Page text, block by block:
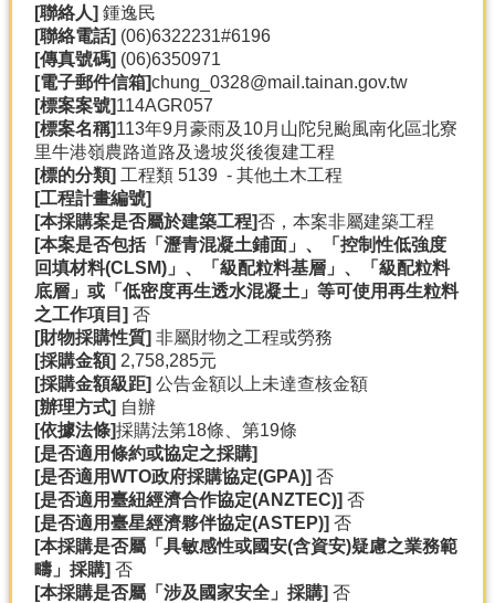
[聯絡人] 鍾逸民
[聯絡電話] (06)6322231#6196
[傳真號碼] (06)6350971
[電子郵件信箱]chung_0328@mail.tainan.gov.tw
[標案案號]114AGR057
[標案名稱]113年9月豪雨及10月山陀兒颱風南化區北寮
里牛港嶺農路道路及邊坡災後復建工程
[標的分類] 工程類 5139 - 其他土木工程
[工程計畫編號]
[本採購案是否屬於建築工程]否，本案非屬建築工程
[本案是否包括「瀝青混凝土鋪面」、「控制性低強度
回填材料(CLSM) 」、「級配粒料基層」、「級配粒料
底層」或「低密度再生透水混凝土」等可使用再生粒料
之工作項目] 否
[財物採購性質] 非屬財物之工程或勞務
[採購金額] 2,758,285元
[採購金額級距] 公告金額以上未達查核金額
[辦理方式] 自辦
[依據法條]採購法第18條、第19條
[是否適用條約或協定之採購]
[是否適用WTO政府採購協定(GPA)] 否
[是否適用臺紐經濟合作協定(ANZTEC)] 否
[是否適用臺星經濟夥伴協定(ASTEP)] 否
[本採購是否屬「具敏感性或國安(含資安)疑慮之業務範
疇」採購] 否
[本採購是否屬「涉及國家安全」採購] 否